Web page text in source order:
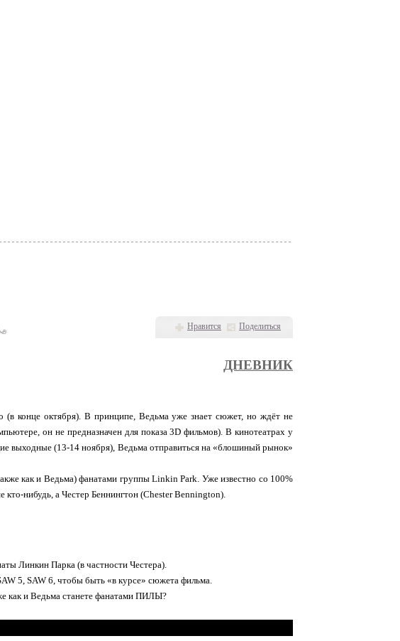
Нравится Поделиться
ДНЕВНИК
конце октября). В принципе, Ведьма уже знает сюжет, но ждёт не
он не предназначен для показа 3D фильмов). В кинотеатрах у
выходные (13-14 ноября), Ведьма отправиться на «блошиный рынок»
как и Ведьма) фанатами группы Linkin Park. Уже известно со 100%
нибудь, а Честер Беннингтон (Chester Bennington).
Линкин Парка (в частности Честера).
5, SAW 6, чтобы быть «в курсе» сюжета фильма.
как и Ведьма станете фанатами ПИЛЫ?